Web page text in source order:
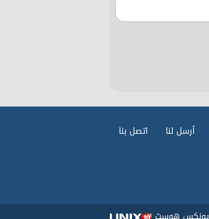
أرسل لنا اتصل بنا